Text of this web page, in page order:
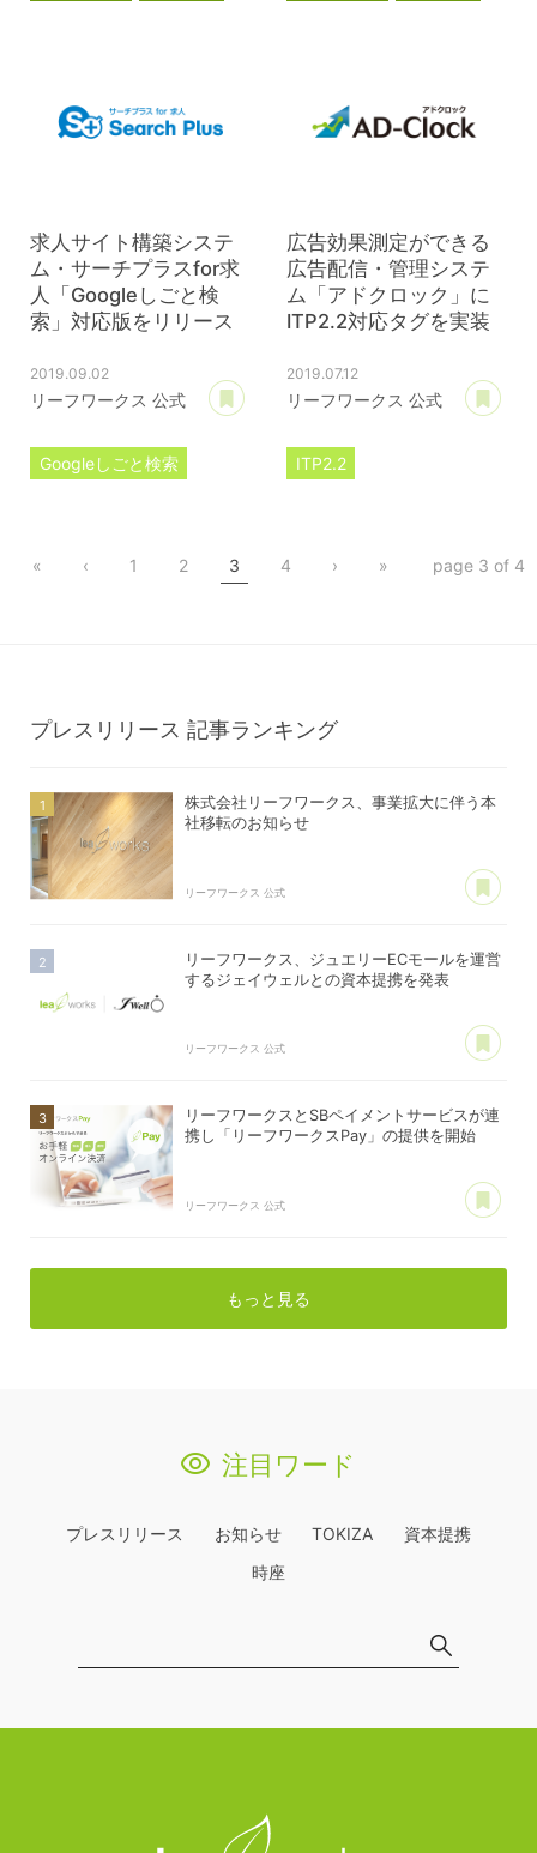
求人サイト構築システ
ム・サーチプラスfor求
人「Googleしごと検
索」対応版をリリース
2019.09.02
リーフワークス 公式
あとで読む
Googleしごと検索
広告効果測定ができる
広告配信・管理システ
ム「アドクロック」に
ITP2.2対応タグを実装
2019.07.12
リーフワークス 公式
ITP2.2
« ‹ 1 2 3 4 › » page 3 of 4
プレスリリース 記事ランキング
株式会社リーフワークス、事業拡大に伴う本
社移転のお知らせ
リーフワークス 公式
リーフワークス、ジュエリーECモールを運営
するジェイウェルとの資本提携を発表
リーフワークス 公式
リーフワークスとSBペイメントサービスが連
携し「リーフワークスPay」の提供を開始
リーフワークス 公式
もっと見る
注目ワード
プレスリリース お知らせ TOKIZA
資本提携
時座